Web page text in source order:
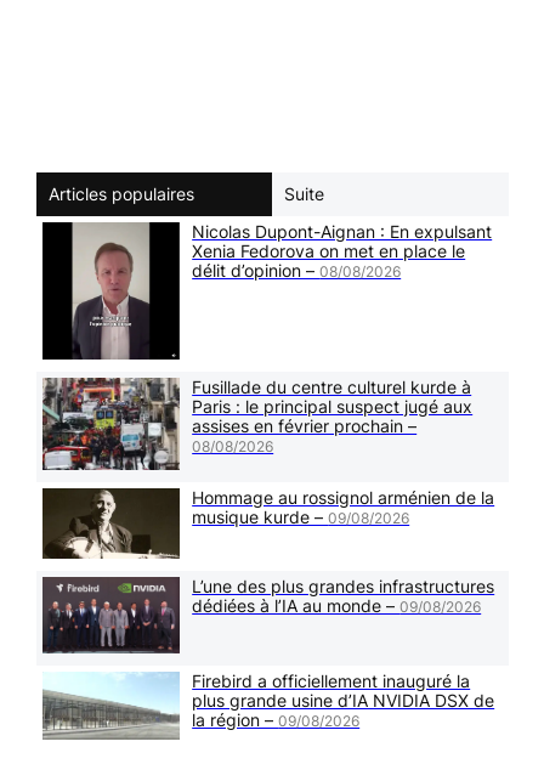
Articles populaires
Suite
Nicolas Dupont-Aignan : En expulsant
Xenia Fedorova on met en place le
délit d’opinion –08/08/2026
Fusillade du centre culturel kurde à
Paris : le principal suspect jugé aux
assises en février prochain –
08/08/2026
Hommage au rossignol arménien de la
musique kurde –09/08/2026
L’une des plus grandes infrastructures
dédiées à l’IA au monde –09/08/2026
Firebird a officiellement inauguré la
plus grande usine d’IA NVIDIA DSX de
la région –09/08/2026